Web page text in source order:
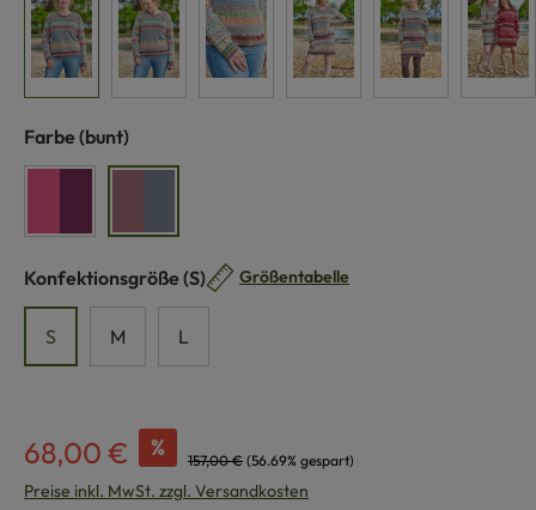
Farbe auswählen
(bunt)
Konfektionsgröße auswählen
(S) Größentabelle
S M L
68,00 € % 157,00 € (56.69% gespart)
Preise inkl. MwSt. zzgl. Versandkosten